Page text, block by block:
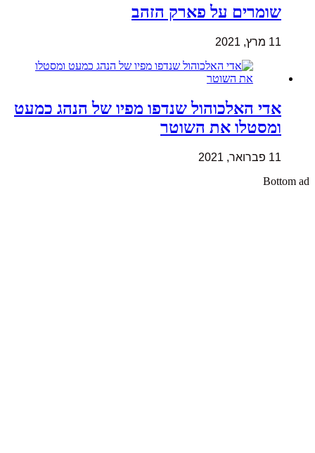
שומרים על פארק הזהב
11 מרץ, 2021
אדי האלכוהול שנדפו מפיו של הנהג כמעט
ומסטלו את השוטר
11 פברואר, 2021
Bottom ad